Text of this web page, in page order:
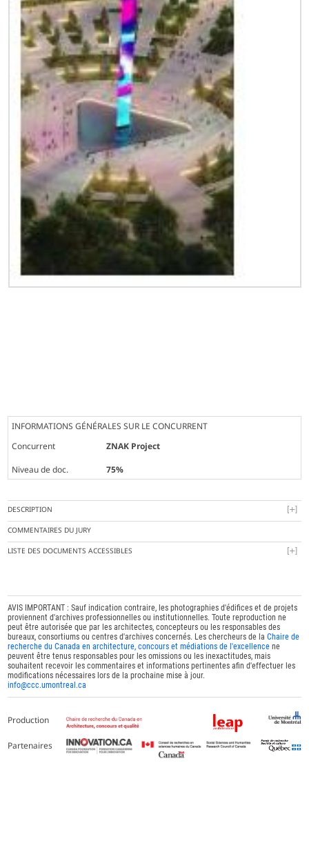
INFORMATIONS GÉNÉRALES SUR LE CONCURRENT
Concurrent
ZNAK Project
Niveau de doc.
75%
DESCRIPTION
COMMENTAIRES DU JURY
LISTE DES DOCUMENTS ACCESSIBLES
AVIS IMPORTANT : Sauf indication contraire, les photographies d'édifices et de projets
proviennent d'archives professionnelles ou institutionnelles. Toute reproduction ne
peut être autorisée que par les architectes, concepteurs ou les responsables des
bureaux, consortiums ou centres d'archives concernés. Les chercheurs de laChaire de
recherche du Canada en architecture, concours et médiations de l'excellence ne
peuvent être tenus responsables pour les omissions ou les inexactitudes, mais
souhaitent recevoir les commentaires et informations pertinentes afin d'effectuer les
modifications nécessaires lors de la prochaine mise à jour.
info@ccc.umontreal.ca
Production
Partenaires